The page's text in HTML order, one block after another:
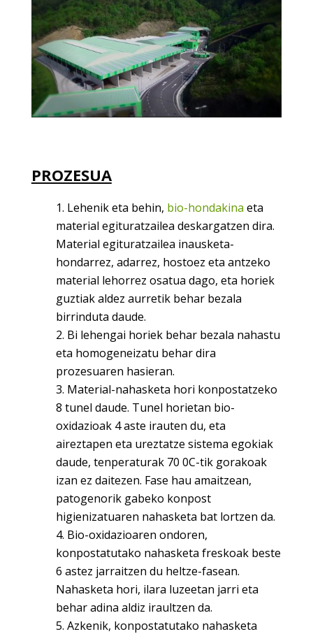
PROZESUA
Lehenik eta behin, bio-hondakina eta
material egituratzailea deskargatzen dira.
Material egituratzailea inausketa-
hondarrez, adarrez, hostoez eta antzeko
material lehorrez osatua dago, eta horiek
guztiak aldez aurretik behar bezala
birrinduta daude.
Bi lehengai horiek behar bezala nahastu
eta homogeneizatu behar dira
prozesuaren hasieran.
Material-nahasketa hori konpostatzeko
8 tunel daude. Tunel horietan bio-
oxidazioak 4 aste irauten du, eta
aireztapen eta ureztatze sistema egokiak
daude, tenperaturak 70 0C-tik gorakoak
izan ez daitezen. Fase hau amaitzean,
patogenorik gabeko konpost
higienizatuaren nahasketa bat lortzen da.
Bio-oxidazioaren ondoren,
konpostatutako nahasketa freskoak beste
6 astez jarraitzen du heltze-fasean.
Nahasketa hori, ilara luzeetan jarri eta
behar adina aldiz iraultzen da.
Azkenik, konpostatutako nahasketa